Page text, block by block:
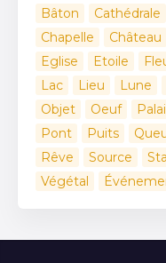
Bâton
Cathédrale
Chapelle
Château
Eglise
Etoile
Lac
Lieu Lune
Objet
Oeuf
Pont
Puits
Rêve
Source
Végétal